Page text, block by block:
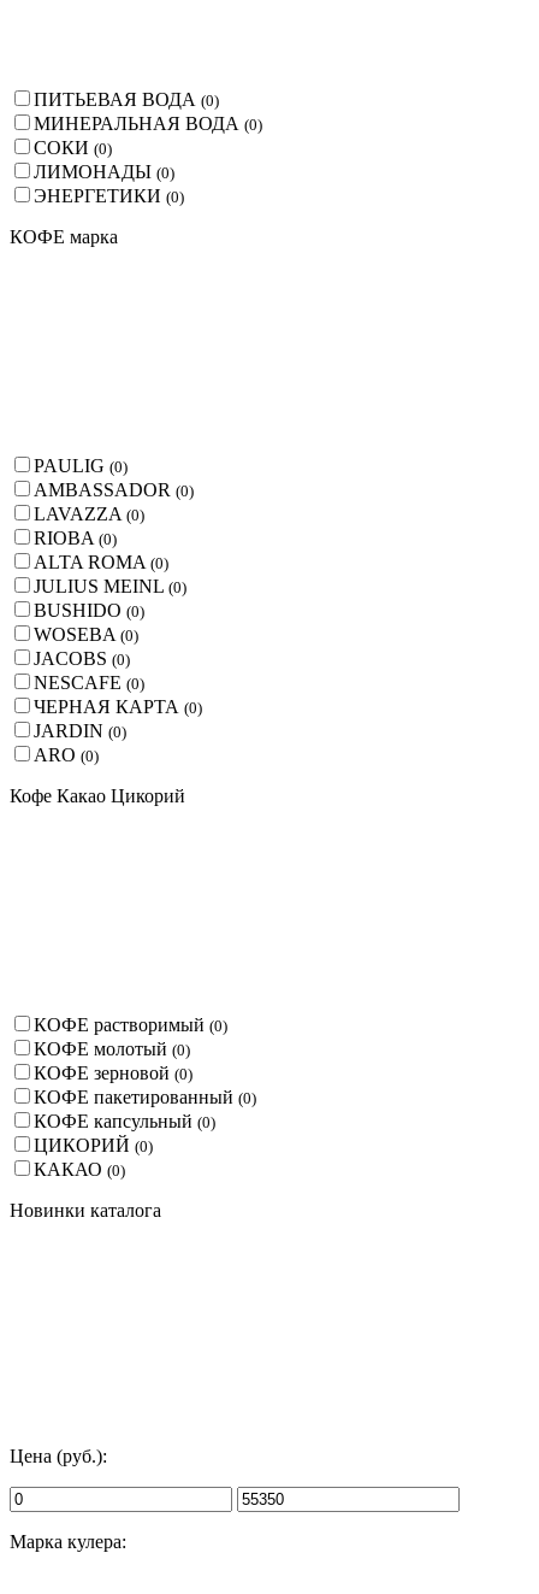
ПИТЬЕВАЯ ВОДА (0)
МИНЕРАЛЬНАЯ ВОДА (0)
СОКИ (0)
ЛИМОНАДЫ (0)
ЭНЕРГЕТИКИ (0)
КОФЕ марка
PAULIG (0)
AMBASSADOR (0)
LAVAZZA (0)
RIOBA (0)
ALTA ROMA (0)
JULIUS MEINL (0)
BUSHIDO (0)
WOSEBA (0)
JACOBS (0)
NESCAFE (0)
ЧЕРНАЯ КАРТА (0)
JARDIN (0)
ARO (0)
Кофе Какао Цикорий
КОФЕ растворимый (0)
КОФЕ молотый (0)
КОФЕ зерновой (0)
КОФЕ пакетированный (0)
КОФЕ капсульный (0)
ЦИКОРИЙ (0)
КАКАО (0)
Новинки каталога
Цена (руб.):
Марка кулера: